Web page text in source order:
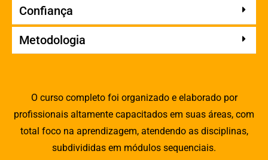
Confiança
Metodologia
O curso completo foi organizado e elaborado por
profissionais altamente capacitados em suas áreas, com
total foco na aprendizagem, atendendo as disciplinas,
subdivididas em módulos sequenciais.